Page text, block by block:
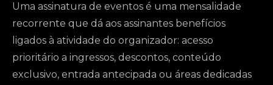
Uma assinatura de eventos é uma mensalidade
recorrente que dá aos assinantes benefícios
ligados à atividade do organizador: acesso
prioritário a ingressos, descontos, conteúdo
exclusivo, entrada antecipada ou áreas dedicadas